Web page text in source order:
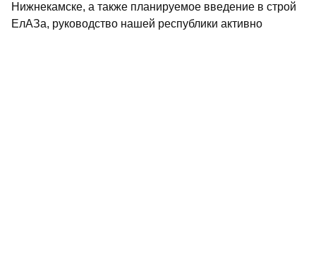
Нижнекамске, а также планируемое введение в строй
ЕлАЗа, руководство нашей республики активно